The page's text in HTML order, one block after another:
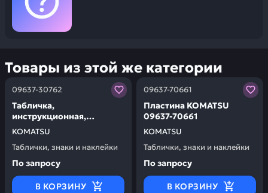
Товары из этой же категории
09637-30762
KOMATSU
Табличка,
инструкционная,
французская KOMATSU
09637-30762
Таблички, знаки и наклейки
Заказывая запчасти у нас, вы получаете гарантию
По запросу
В КОРЗИНУ
09637-70661
KOMATSU
Пластина KOMATSU
09637-70661
Таблички, знаки и наклейки
Заказывая запчасти у
По запросу
В КОРЗИНУ